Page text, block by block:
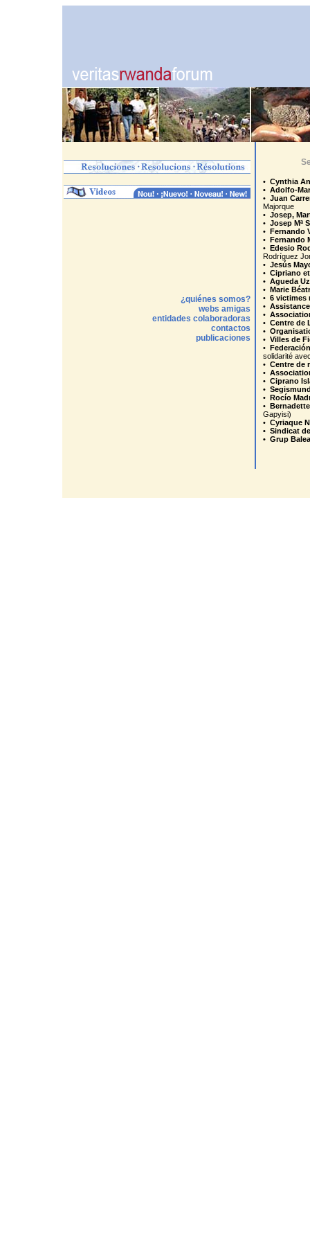
¿quiénes somos?
webs amigas
entidades colaboradoras
contactos
publicaciones
• Cynthia
• Adolfo-
• Juan
Majorque
• Josep,
• Josep Mª
• Fernando
• Fernando
• Edesio
Rodríguez
• Jesús
• Cipriano
• Agueda
• Marie
• 6 victimes
•
•
• Centre de
•
• Villes de
•
solidarité
• Centre de
•
• Ciprano
•
• Rocío
•
Gapyisi)
• Cyriaque
• Sindicat
• Grup